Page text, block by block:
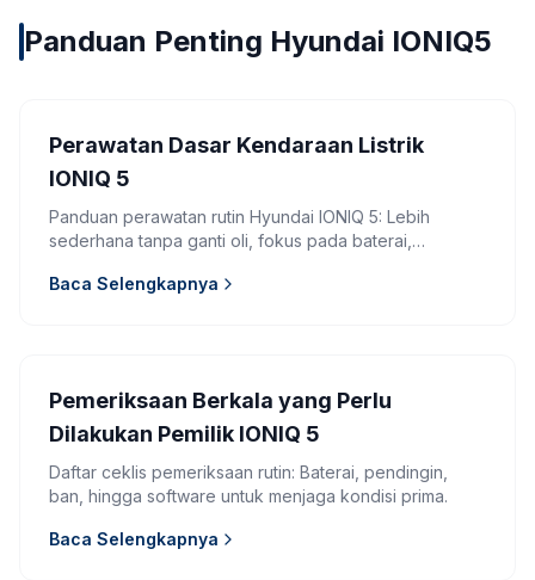
Panduan Penting Hyundai IONIQ5
Perawatan Dasar Kendaraan Listrik
IONIQ 5
Panduan perawatan rutin Hyundai IONIQ 5: Lebih
sederhana tanpa ganti oli, fokus pada baterai,
Baca Selengkapnya
Pemeriksaan Berkala yang Perlu
Dilakukan Pemilik IONIQ 5
Daftar ceklis pemeriksaan rutin: Baterai, pendingin,
ban, hingga software untuk menjaga kondisi prima.
Baca Selengkapnya